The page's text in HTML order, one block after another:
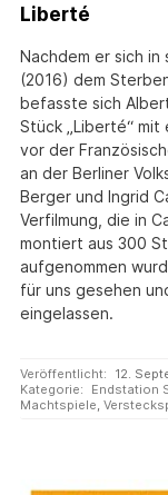
Liberté
Nachdem er sich in
(2016) dem
befasste sich
Stück „Liberté“
vor der
an der Berliner
Berger und Ingrid
Verfilmung, die in
montiert aus 300
aufgenommen
für uns gesehen
eingelassen.
Veröffentlicht:
12.
Kategorie:
Endstation
Machtspiele